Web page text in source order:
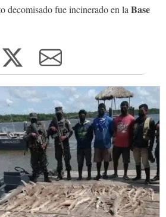
decomisado fue incinerado en la Base